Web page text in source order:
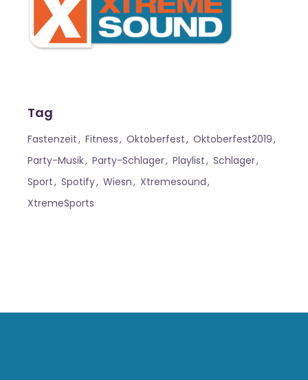
Tag
Fastenzeit Fitness Oktoberfest
Oktoberfest2019
Party-Musik
Party-Schlager Playlist
Schlager
Sport
Spotify Wiesn
Xtremesound
XtremeSports